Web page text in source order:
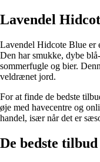
Lavendel
Lavendel Hidcote Blue er
Den har smukke, dybe
sommerfugle og bier.
veldrænet jord.
For at finde de bedste
øje med havecentre og
handel, især når det er
De bedste